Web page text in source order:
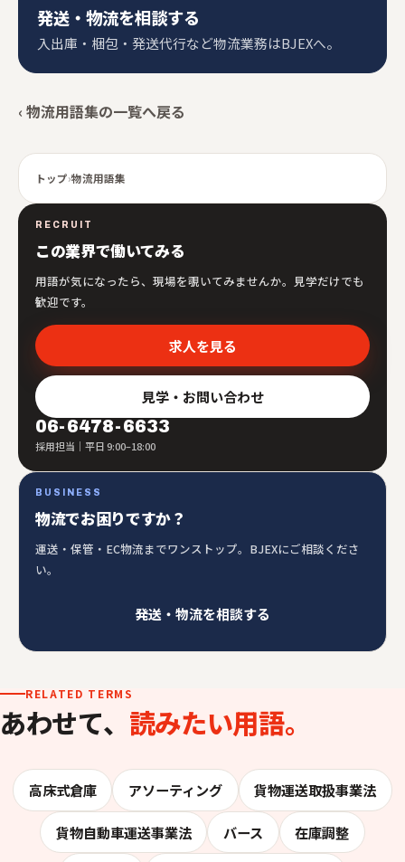
発送・物流を相談する
入出庫・梱包・発送代行など物流業務はBJEXへ。
‹ 物流用語集の一覧へ戻る
トップ›物流用語集
RECRUIT
この業界で働いてみる
用語が気になったら、現場を覗いてみませんか。見学だけでも
歓迎です。
求人を見る
見学・お問い合わせ
06-6478-6633
採用担当｜平日 9:00–18:00
BUSINESS
物流でお困りですか？
運送・保管・EC物流までワンストップ。BJEXにご相談くださ
い。
発送・物流を相談する
RELATED TERMS
あわせて、 読みたい用語。
高床式倉庫 アソーティング 貨物運送取扱事業法
貨物自動車運送事業法 バース 在庫調整